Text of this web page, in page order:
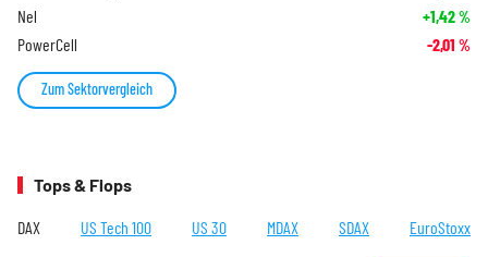
Nel +1,42%
PowerCell -2,01 %
Zum Sektorvergleich
Tops & Flops
DAX US Tech 100 US 30 MDAX SDAX EuroStoxx